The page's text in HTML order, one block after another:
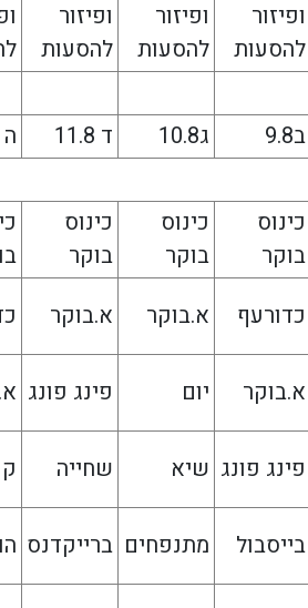
ופיזור
להסעות
ופיזור
להסעות
ופיזור
להסעות
ב9.8 ג10.8 ד 11.8
ה 12.8
כינוס
בוקר
כינוס
בוקר
כינוס
בוקר
כדורעף א.בוקר א.בוקר
א.בוקר יום פינג פונג
פינג פונג שיא שחייה
בייסבול מתנפחים ברייקדנס